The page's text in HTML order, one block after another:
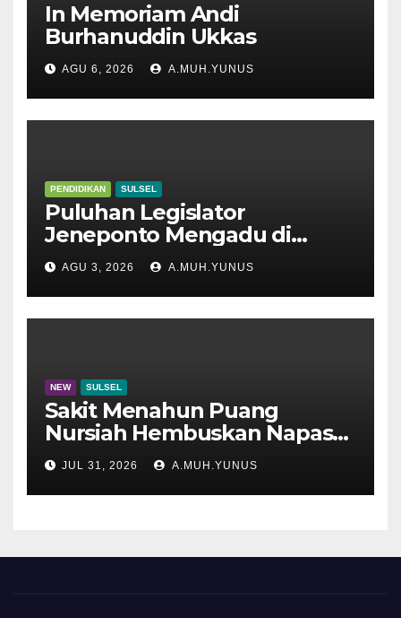
In Memoriam Andi
Burhanuddin Ukkas
AGU 6, 2026 A.MUH.YUNUS
PENDIDIKAN SULSEL
Puluhan Legislator
Jeneponto Mengadu di
Disdik Sulsel
AGU 3, 2026 A.MUH.YUNUS
NEW SULSEL
Sakit Menahun Puang
Nursiah Hembuskan Napas
Terakhir
JUL 31, 2026 A.MUH.YUNUS